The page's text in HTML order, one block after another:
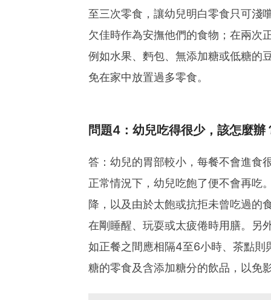
至三次零食，讓幼兒明白零食只可淺
欠佳時作為安撫他們的食物；在兩次
例如水果、麪包、無添加糖或低糖的
免在家中放置過多零食。
問題4：幼兒吃得很少，該怎麼辦
答：幼兒的胃部較小，每餐不會進食
正常情況下，幼兒吃飽了便不會再吃
降，以及由於太飽或抗拒未曾吃過的
在剛睡醒、玩耍或太疲倦時用膳。另
如正餐之間應相隔4至6小時、茶點則
糖的零食及含添加糖分的飲品，以免